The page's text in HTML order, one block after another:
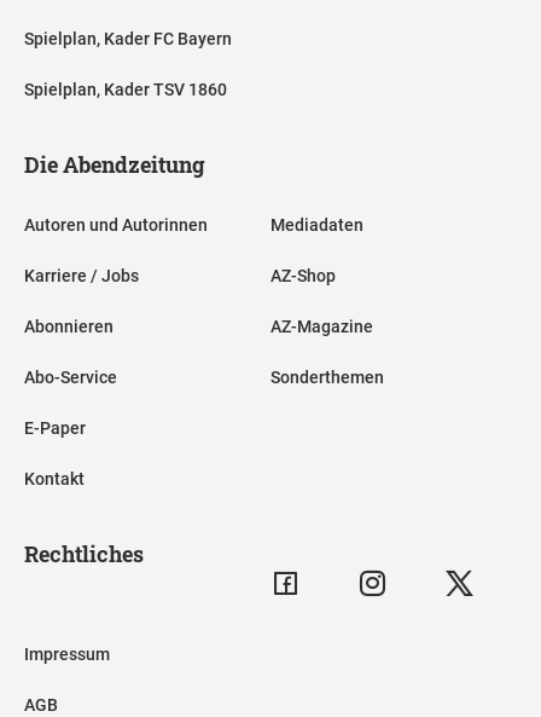
Spielplan, Kader FC Bayern
Spielplan, Kader TSV 1860
Die Abendzeitung
Autoren und Autorinnen
Karriere / Jobs
Abonnieren
Abo-Service
E-Paper
Kontakt
Mediadaten
AZ-Shop
AZ-Magazine
Sonderthemen
Rechtliches
Impressum
AGB